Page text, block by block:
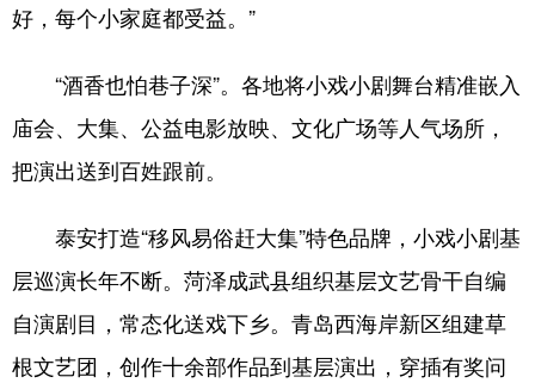
好，每个小家庭都受益。”
“酒香也怕巷子深”。各地将小戏小剧舞台精准嵌入
庙会、大集、公益电影放映、文化广场等人气场所，
把演出送到百姓跟前。
泰安打造“移风易俗赶大集”特色品牌，小戏小剧基
层巡演长年不断。菏泽成武县组织基层文艺骨干自编
自演剧目，常态化送戏下乡。青岛西海岸新区组建草
根文艺团，创作十余部作品到基层演出，穿插有奖问